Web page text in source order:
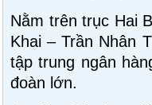
Nằm trên trục Hai
Khai – Trần Nhân
tập trung ngân
đoàn lớn.